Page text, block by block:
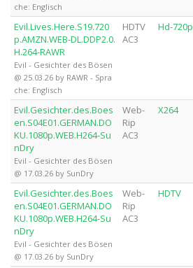
che: Englisch
Evil.Lives.Here.S19.720
p.AMZN.WEB-DL.DDP2.0.
H.264-RAWR
Evil - Gesichter des Bösen
@ 25.03.26 by RAWR - Spra
che: Englisch
HDTV
AC3
Hd-720p
Evil.Gesichter.des.Boes
en.S04E01.GERMAN.DO
KU.1080p.WEB.H264-Su
nDry
Evil - Gesichter des Bösen
@ 17.03.26 by SunDry
Web-
Rip
AC3
X264
Evil.Gesichter.des.Boes
en.S04E01.GERMAN.DO
KU.1080p.WEB.H264-Su
nDry
Evil - Gesichter des Bösen
@ 17.03.26 by SunDry
Web-
Rip
AC3
HDTV